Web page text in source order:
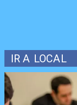
IR A LOCAL